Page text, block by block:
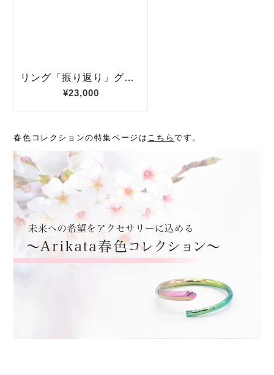
春色コレクションの特集ページは こちらです。